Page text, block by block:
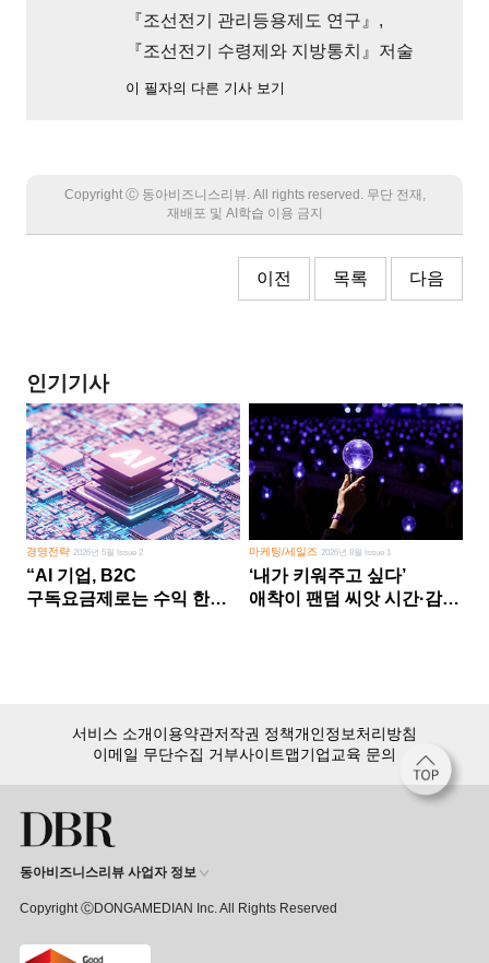
『조선전기 관리등용제도 연구』,
『조선전기 수령제와 지방통치』저술
이 필자의 다른 기사 보기
Copyright Ⓒ 동아비즈니스리뷰. All rights reserved. 무단 전재,
재배포 및 AI학습 이용 금지
이전 목록 다음
인기기사
경영전략 2026년 5월 Issue 2
“AI 기업, B2C
구독요금제로는 수익 한계
마케팅/세일즈 2026년 8월 Issue 1
‘내가 키워주고 싶다’
애착이 팬덤 씨앗 시간·감정
서비스 소개이용약관저작권 정책개인정보처리방침
이메일 무단수집 거부사이트맵기업교육 문의
동아비즈니스리뷰 사업자 정보
Copyright ⒸDONGAMEDIAN Inc. All Rights Reserved